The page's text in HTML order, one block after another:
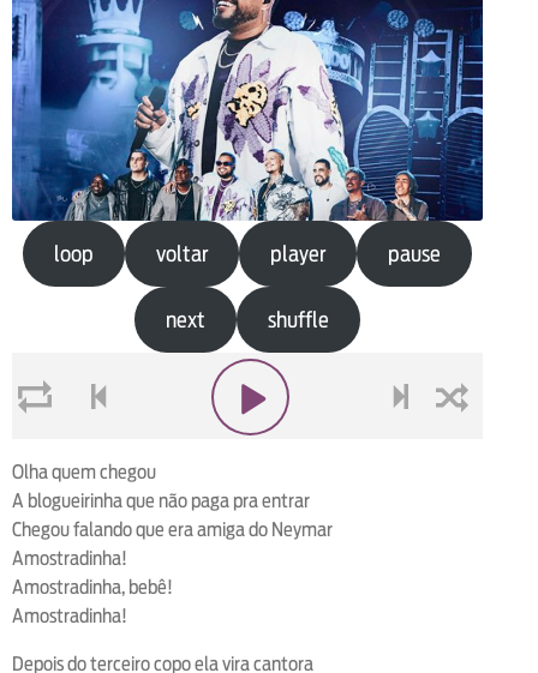
loop voltar player pause
next shuffle
Olha quem chegou
A blogueirinha que não paga pra entrar
Chegou falando que era amiga do Neymar
Amostradinha!
Amostradinha, bebê!
Amostradinha!
Depois do terceiro copo ela vira cantora